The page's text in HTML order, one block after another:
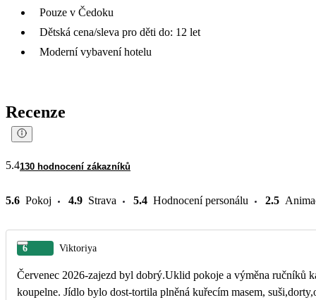
Pouze v Čedoku
Dětská cena/sleva pro děti do: 12 let
Moderní vybavení hotelu
Recenze
5.4130 hodnocení zákazníků
5.6 Pokoj 4.9 Strava 5.4 Hodnocení personálu 2.5
6 Viktoriya
Červenec 2026-zajezd byl dobrý.Uklid pokoje a výměna ručníků
koupelne. Jídlo bylo dost-tortila plněná kuřecím masem,